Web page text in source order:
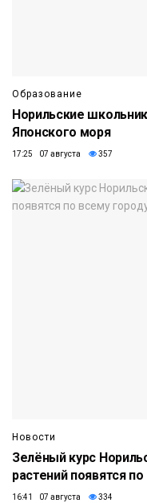
Образование
Норильские
Японского моря
17:25 07 августа 357
Новости
Зелёный курс
растений появятся
16:41 07 августа 334